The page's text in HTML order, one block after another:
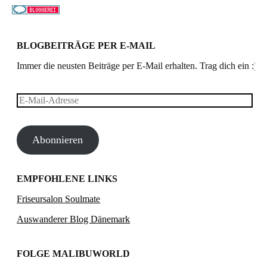
BLOGBEITRÄGE PER E-MAIL
Immer die neusten Beiträge per E-Mail erhalten. Trag dich ein :)
E-
AdresseAbonnieren
EMPFOHLENE LINKS
Friseursalon Soulmate
Auswanderer Blog Dänemark
FOLGE MALIBUWORLD